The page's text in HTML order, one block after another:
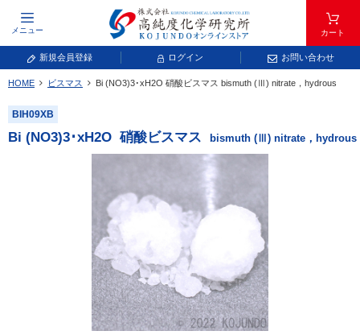
メニュー カート
新規会員登録 ログイン お問い合わせ
元素記号で検索する
元素周期表をタップすると、拡大表示されます。拡大した表から元素記号をタップ
し、一覧へ移動してください。
常温常圧で気体であり、弊社では取り扱いしておりません。
放射性元素または人工元素であり、弊社では取り扱いしておりません。
HOME ビスマス Bi (NO3)3･xH2O 硝酸ビスマス bismuth (Ⅲ) nitrate，hydrous
BIH09XB
Bi (NO3)3･xH2O 硝酸ビスマス bismuth (Ⅲ) nitrate，hydrous